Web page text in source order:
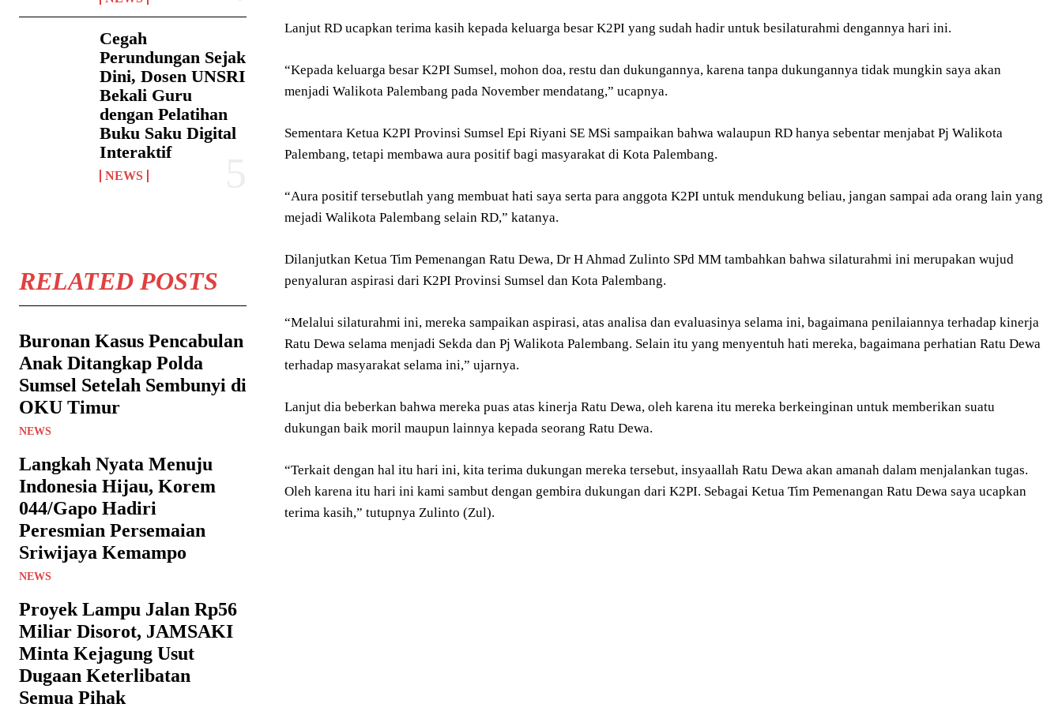
Cegah
Perundungan Sejak
Dini, Dosen UNSRI
Bekali Guru
dengan Pelatihan
Buku Saku Digital
Interaktif
NEWS
RELATED POSTS
Buronan Kasus Pencabulan
Anak Ditangkap Polda
Sumsel Setelah Sembunyi di
OKU Timur
NEWS
Langkah Nyata Menuju
Indonesia Hijau, Korem
044/Gapo Hadiri
Peresmian Persemaian
Sriwijaya Kemampo
NEWS
Proyek Lampu Jalan Rp56
Miliar Disorot, JAMSAKI
Minta Kejagung Usut
Dugaan Keterlibatan
Semua Pihak
Lanjut RD ucapkan terima kasih kepada keluarga besar K2PI yang sudah hadir untuk besilaturahmi dengannya hari ini.
“Kepada keluarga besar K2PI Sumsel, mohon doa, restu dan dukungannya, karena tanpa dukungannya tidak mungkin saya akan
menjadi Walikota Palembang pada November mendatang,” ucapnya.
Sementara Ketua K2PI Provinsi Sumsel Epi Riyani SE MSi sampaikan bahwa walaupun RD hanya sebentar menjabat Pj Walikota
Palembang, tetapi membawa aura positif bagi masyarakat di Kota Palembang.
“Aura positif tersebutlah yang membuat hati saya serta para anggota K2PI untuk mendukung beliau, jangan sampai ada orang lain yang
mejadi Walikota Palembang selain RD,” katanya.
Dilanjutkan Ketua Tim Pemenangan Ratu Dewa, Dr H Ahmad Zulinto SPd MM tambahkan bahwa silaturahmi ini merupakan wujud
penyaluran aspirasi dari K2PI Provinsi Sumsel dan Kota Palembang.
“Melalui silaturahmi ini, mereka sampaikan aspirasi, atas analisa dan evaluasinya selama ini, bagaimana penilaiannya terhadap kinerja
Ratu Dewa selama menjadi Sekda dan Pj Walikota Palembang. Selain itu yang menyentuh hati mereka, bagaimana perhatian Ratu Dewa
terhadap masyarakat selama ini,” ujarnya.
Lanjut dia beberkan bahwa mereka puas atas kinerja Ratu Dewa, oleh karena itu mereka berkeinginan untuk memberikan suatu
dukungan baik moril maupun lainnya kepada seorang Ratu Dewa.
“Terkait dengan hal itu hari ini, kita terima dukungan mereka tersebut, insyaallah Ratu Dewa akan amanah dalam menjalankan tugas.
Oleh karena itu hari ini kami sambut dengan gembira dukungan dari K2PI. Sebagai Ketua Tim Pemenangan Ratu Dewa saya ucapkan
terima kasih,” tutupnya Zulinto (Zul).